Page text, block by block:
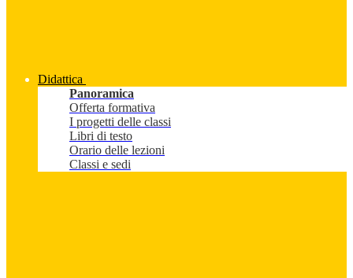
Didattica
Panoramica
Offerta formativa
I progetti delle classi
Libri di testo
Orario delle lezioni
Classi e sedi